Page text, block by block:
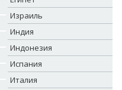
Израиль
Индия
Индонезия
Испания
Италия